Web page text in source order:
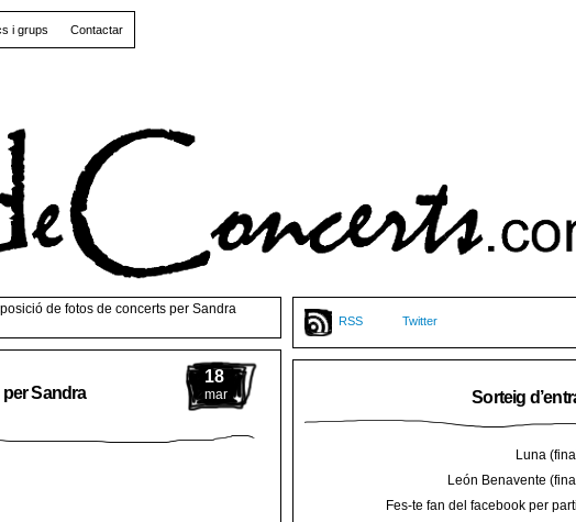
i grups Contactar
de fotos de concerts per Sandra
18
mar
Sandra
RSS Twitter
Sorteig
Luna
León Benavente
Fes-te fan del facebook per